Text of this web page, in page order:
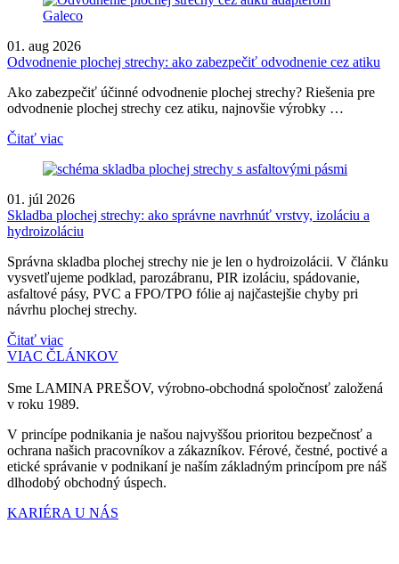
01. aug 2026
Odvodnenie plochej strechy: ako zabezpečiť odvodnenie cez atiku
Ako zabezpečiť účinné odvodnenie plochej strechy? Riešenia pre
odvodnenie plochej strechy cez atiku, najnovšie výrobky …
Čitať viac
01. júl 2026
Skladba plochej strechy: ako správne navrhnúť vrstvy, izoláciu a
hydroizoláciu
Správna skladba plochej strechy nie je len o hydroizolácii. V článku
vysvetľujeme podklad, parozábranu, PIR izoláciu, spádovanie,
asfaltové pásy, PVC a FPO/TPO fólie aj najčastejšie chyby pri
návrhu plochej strechy.
Čitať viac
VIAC ČLÁNKOV
Sme LAMINA PREŠOV, výrobno-obchodná spoločnosť založená
v roku 1989.
V princípe podnikania je našou najvyššou prioritou bezpečnosť a
ochrana našich pracovníkov a zákazníkov. Férové, čestné, poctivé a
etické správanie v podnikaní je naším základným princípom pre náš
dlhodobý obchodný úspech.
KARIÉRA U NÁS